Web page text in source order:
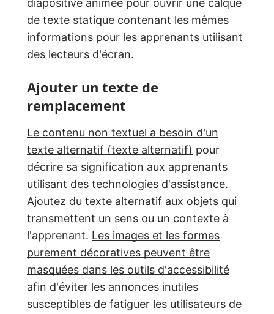
diapositive animée pour ouvrir une calque
de texte statique contenant les mêmes
informations pour les apprenants utilisant
des lecteurs d'écran.
Ajouter un texte de
remplacement
Le contenu non textuel a besoin d'un
texte alternatif (texte alternatif) pour
décrire sa signification aux apprenants
utilisant des technologies d'assistance.
Ajoutez du texte alternatif aux objets qui
transmettent un sens ou un contexte à
l'apprenant. Les images et les formes
purement décoratives peuvent être
masquées dans les outils d'accessibilité
afin d'éviter les annonces inutiles
susceptibles de fatiguer les utilisateurs de